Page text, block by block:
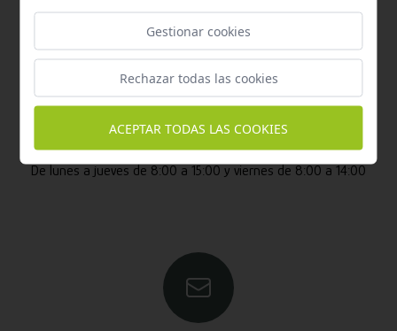
Contacta con nosotros y te garantizamos que te
Horario de atención al cliente:
De lunes a jueves de 8:00 a 15:00 y viernes de 8:00 a 14:00
Gestionar cookies
Rechazar todas las cookies
ACEPTAR TODAS LAS COOKIES